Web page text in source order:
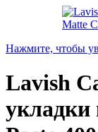
Нажмите, чтобы
Lavish
укладки